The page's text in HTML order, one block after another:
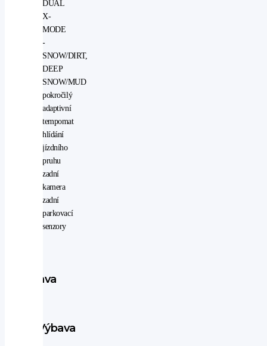
DUAL
X-
MODE
-
SNOW/DIRT,
DEEP
SNOW/MUD
pokročilý
adaptivní
tempomat
hlídání
jízdního
pruhu
zadní
kamera
zadní
parkovací
senzory
Výbava
Výbava